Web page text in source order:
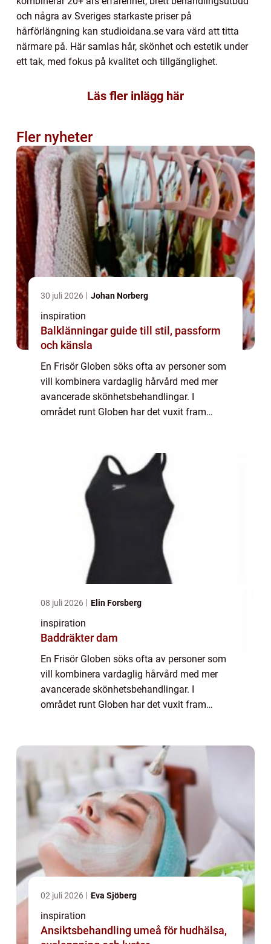
och några av Sveriges starkaste priser på
hårförlängning kan studioidana.se vara värd att titta
närmare på. Här samlas hår, skönhet och estetik under
ett tak, med fokus på kvalitet och tillgänglighet.
Läs fler inlägg här
Fler nyheter
30 juli 2026 Johan Norberg
inspiration
Balklänningar guide till stil, passform
och känsla
En Frisör Globen söks ofta av personer som
vill kombinera vardaglig hårvård med mer
avancerade skönhetsbehandlingar. I
området runt Globen har det vuxit fram
08 juli 2026 Elin Forsberg
inspiration
Baddräkter dam
En Frisör Globen söks ofta av personer som
vill kombinera vardaglig hårvård med mer
avancerade skönhetsbehandlingar. I
området runt Globen har det vuxit fram
02 juli 2026 Eva Sjöberg
inspiration
Ansiktsbehandling umeå för hudhälsa,